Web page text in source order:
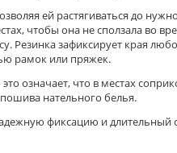
ей растягиваться до
чтобы она не сползала во
Резинка зафиксирует края
рамок или пряжек.
означает, что в местах
нательного белья.
фиксацию и длительный